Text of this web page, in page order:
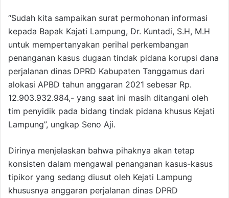
“Sudah kita sampaikan surat permohonan informasi
kepada Bapak Kajati Lampung, Dr. Kuntadi, S.H, M.H
untuk mempertanyakan perihal perkembangan
penanganan kasus dugaan tindak pidana korupsi dana
perjalanan dinas DPRD Kabupaten Tanggamus dari
alokasi APBD tahun anggaran 2021 sebesar Rp.
12.903.932.984,- yang saat ini masih ditangani oleh
tim penyidik pada bidang tindak pidana khusus Kejati
Lampung”, ungkap Seno Aji.
Dirinya menjelaskan bahwa pihaknya akan tetap
konsisten dalam mengawal penanganan kasus-kasus
tipikor yang sedang diusut oleh Kejati Lampung
khususnya anggaran perjalanan dinas DPRD